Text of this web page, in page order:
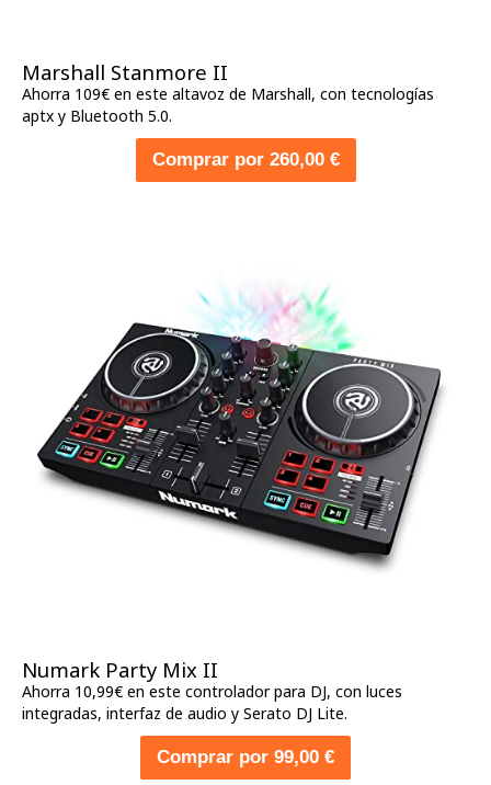
Marshall Stanmore II
Ahorra 109€ en este altavoz de Marshall, con tecnologías
aptx y Bluetooth 5.0.
Comprar por 260,00 €
Numark Party Mix II
Ahorra 10,99€ en este controlador para DJ, con luces
integradas, interfaz de audio y Serato DJ Lite.
Comprar por 99,00 €